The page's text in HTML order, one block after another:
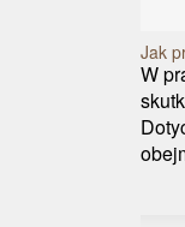
Jak
W